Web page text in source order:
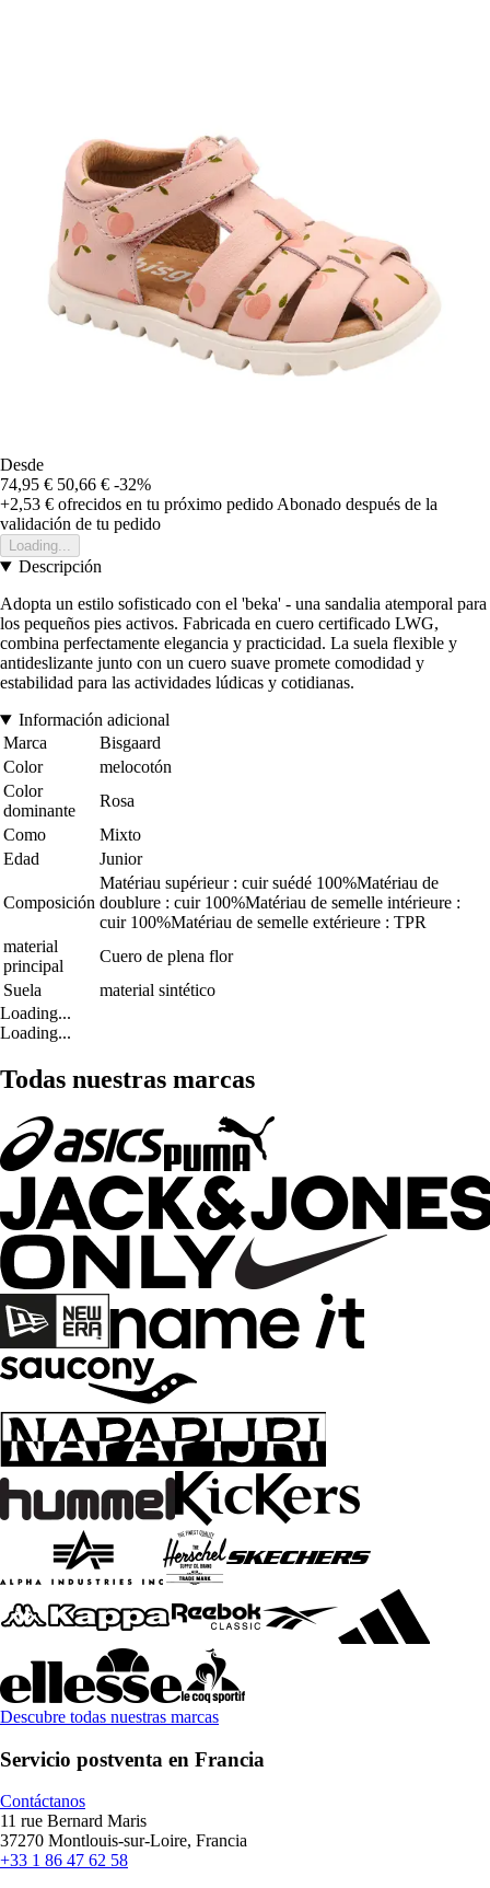
Desde
74,95 € 50,66 € -32%
+2,53 € ofrecidos en tu próximo pedido Abonado después de la
validación de tu pedido
Loading...
Descripción
Adopta un estilo sofisticado con el 'beka' - una sandalia atemporal para
los pequeños pies activos. Fabricada en cuero certificado LWG,
combina perfectamente elegancia y practicidad. La suela flexible y
antideslizante junto con un cuero suave promete comodidad y
estabilidad para las actividades lúdicas y cotidianas.
Información adicional
Marca
Bisgaard
Color
melocotón
Color
dominante
Rosa
Como
Mixto
Edad
Junior
Composición
Matériau supérieur : cuir suédé 100%Matériau de
doublure : cuir 100%Matériau de semelle intérieure :
cuir 100%Matériau de semelle extérieure : TPR
material
principal
Cuero de plena flor
Suela
material sintético
Loading...
Loading...
Todas nuestras marcas
Descubre todas nuestras marcas
Servicio postventa en Francia
Contáctanos
11 rue Bernard Maris
37270 Montlouis-sur-Loire, Francia
+33 1 86 47 62 58